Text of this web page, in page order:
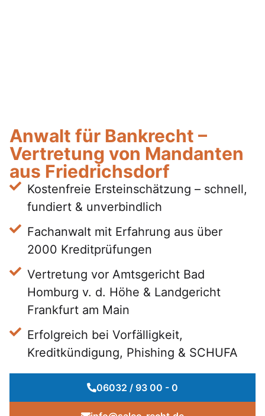
Anwalt für Bankrecht –
Vertretung von Mandanten
aus Friedrichsdorf
Kostenfreie Ersteinschätzung – schnell,
fundiert & unverbindlich
Fachanwalt mit Erfahrung aus über
2000 Kreditprüfungen
Vertretung vor Amtsgericht Bad
Homburg v. d. Höhe & Landgericht
Frankfurt am Main
Erfolgreich bei Vorfälligkeit,
Kreditkündigung, Phishing & SCHUFA
06032 / 93 00 - 0